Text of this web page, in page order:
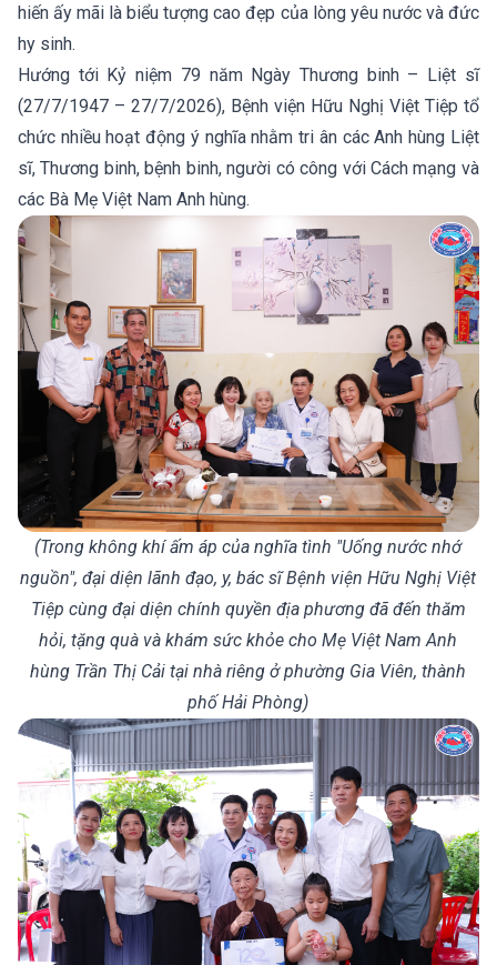
hiến ấy mãi là biểu tượng cao đẹp của lòng yêu nước và đức
hy sinh.
Hướng tới Kỷ niệm 79 năm Ngày Thương binh – Liệt sĩ
(27/7/1947 – 27/7/2026), Bệnh viện Hữu Nghị Việt Tiệp tổ
chức nhiều hoạt động ý nghĩa nhằm tri ân các Anh hùng Liệt
sĩ, Thương binh, bệnh binh, người có công với Cách mạng và
các Bà Mẹ Việt Nam Anh hùng.
(Trong không khí ấm áp của nghĩa tình "Uống nước nhớ
nguồn", đại diện lãnh đạo, y, bác sĩ Bệnh viện Hữu Nghị Việt
Tiệp cùng đại diện chính quyền địa phương đã đến thăm
hỏi, tặng quà và khám sức khỏe cho Mẹ Việt Nam Anh
hùng Trần Thị Cải tại nhà riêng ở phường Gia Viên, thành
phố Hải Phòng)